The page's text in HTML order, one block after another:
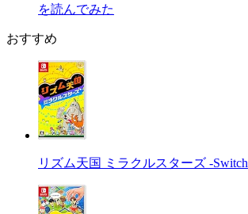
を読んでみた
おすすめ
リズム天国 ミラクルスターズ -Switch